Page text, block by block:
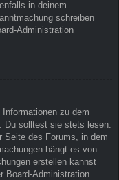
in deinem
schreiben
Administration
zu dem
Du solltest sie stets lesen.
Seite des Forums, in dem
hängt es von
erstellen kannst
Board-Administration